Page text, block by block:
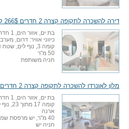
דירה להשכרה לתקופה קצרה 2 חדרים 266$ ללילה
בת ים, אזור הים, 1 חדרי שינה + סלון
כיווני אוויר: דרום, מערב
קומה 3, נוף לים, שטח דירה
50 מ"ר
חניה משותפת
מלון לאונרדו להשכרה לתקופה קצרה 2 חדרים 249$ ללילה
בת ים, אזור הים, 1 חדרי שינה + סלון
קומה
ארנה
40 מ"ר, יש מרפסת שמש 1
חניה יש